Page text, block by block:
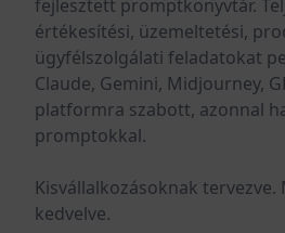
fejlesztett promptkönyvtár.
értékesítési, üzemeltetési,
ügyfélszolgálati feladatokat
Claude, Gemini, Midjourney,
platformra szabott, azonnal
promptokkal.
Kisvállalkozásoknak
kedvelve.